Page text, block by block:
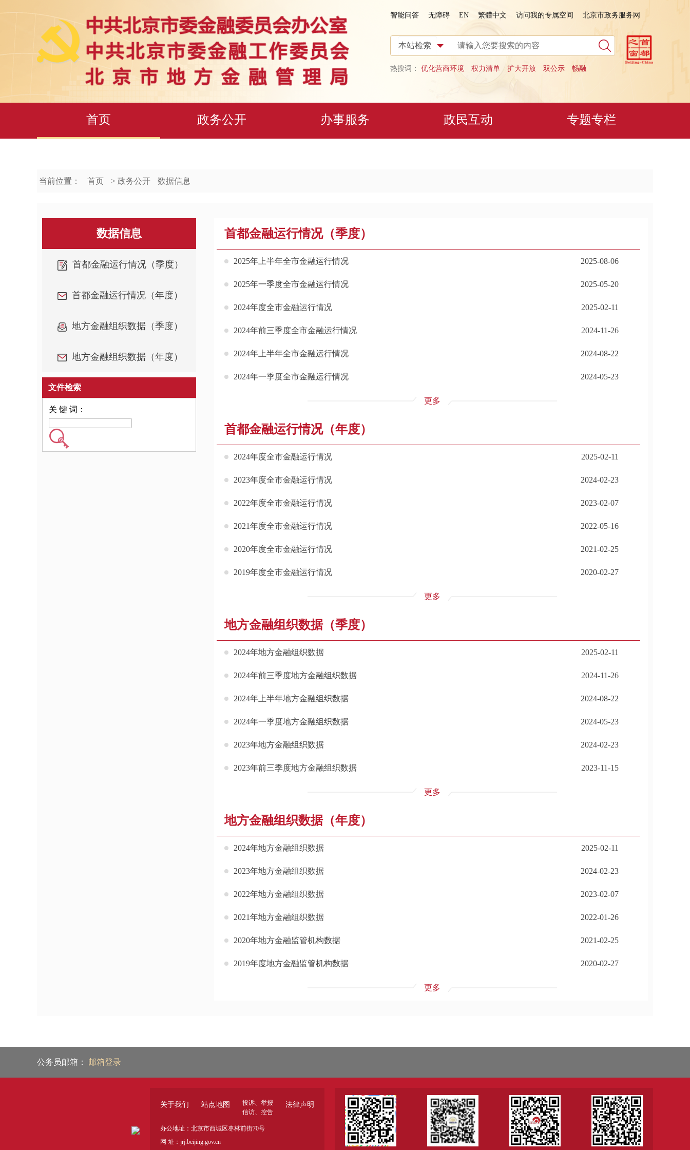
智能问答 无障碍 EN 繁體中文 访问我的专属空间 北京市政务服务网
热搜词： 优化营商环境 权力清单 扩大开放 双公示 畅融
首页 政务公开 办事服务 政民互动 专题专栏
当前位置： 首页 > 政务公开 数据信息
数据信息
首都金融运行情况（季度）
首都金融运行情况（年度）
地方金融组织数据（季度）
地方金融组织数据（年度）
文件检索
关 键 词：
首都金融运行情况（季度）
2025年上半年全市金融运行情况 2025-08-06
2025年一季度全市金融运行情况 2025-05-20
2024年度全市金融运行情况 2025-02-11
2024年前三季度全市金融运行情况 2024-11-26
2024年上半年全市金融运行情况 2024-08-22
2024年一季度全市金融运行情况 2024-05-23
更多
首都金融运行情况（年度）
2024年度全市金融运行情况 2025-02-11
2023年度全市金融运行情况 2024-02-23
2022年度全市金融运行情况 2023-02-07
2021年度全市金融运行情况 2022-05-16
2020年度全市金融运行情况 2021-02-25
2019年度全市金融运行情况 2020-02-27
更多
地方金融组织数据（季度）
2024年地方金融组织数据 2025-02-11
2024年前三季度地方金融组织数据 2024-11-26
2024年上半年地方金融组织数据 2024-08-22
2024年一季度地方金融组织数据 2024-05-23
2023年地方金融组织数据 2024-02-23
2023年前三季度地方金融组织数据 2023-11-15
更多
地方金融组织数据（年度）
2024年地方金融组织数据 2025-02-11
2023年地方金融组织数据 2024-02-23
2022年地方金融组织数据 2023-02-07
2021年地方金融组织数据 2022-01-26
2020年地方金融监管机构数据 2021-02-25
2019年度地方金融监管机构数据 2020-02-27
更多
公务员邮箱： 邮箱登录
关于我们 站点地图
投诉、举报
信访、控告
法律声明
办公地址：北京市西城区枣林前街70号
网 址：jrj.beijing.gov.cn